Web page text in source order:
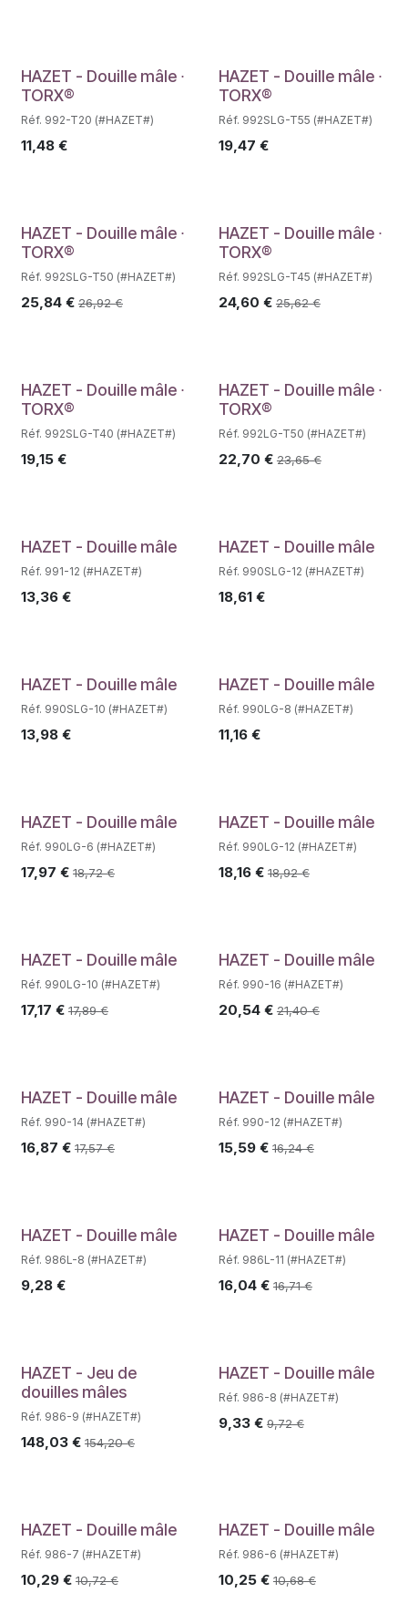
Déstockage
HAZET - Douille mâle ∙
TORX®
Réf. 992-T20 (#HAZET#)
11,48 €
Déstockage
HAZET - Douille mâle ∙
TORX®
Réf. 992SLG-T55 (#HAZET#)
19,47 €
HAZET - Douille mâle ∙
TORX®
Réf. 992SLG-T50 (#HAZET#)
25,84 € 26,92€
HAZET - Douille mâle ∙
TORX®
Réf. 992SLG-T45 (#HAZET#)
24,60 € 25,62€
Déstockage
HAZET - Douille mâle ∙
TORX®
Réf. 992SLG-T40 (#HAZET#)
19,15 €
HAZET - Douille mâle ∙
TORX®
Réf. 992LG-T50 (#HAZET#)
22,70 € 23,65€
Déstockage
HAZET - Douille mâle
Réf. 991-12 (#HAZET#)
13,36 €
Déstockage
HAZET - Douille mâle
Réf. 990SLG-12 (#HAZET#)
18,61€
Déstockage
HAZET - Douille mâle
Réf. 990SLG-10 (#HAZET#)
13,98 €
Déstockage
HAZET - Douille mâle
Réf. 990LG-8 (#HAZET#)
11,16€
HAZET - Douille mâle
Réf. 990LG-6 (#HAZET#)
17,97 € 18,72€
HAZET - Douille mâle
Réf. 990LG-12 (#HAZET#)
18,16€ 18,92€
HAZET - Douille mâle
Réf. 990LG-10 (#HAZET#)
17,17 € 17,89€
HAZET - Douille mâle
Réf. 990-16 (#HAZET#)
20,54€ 21,40€
HAZET - Douille mâle
Réf. 990-14 (#HAZET#)
16,87 € 17,57€
HAZET - Douille mâle
Réf. 990-12 (#HAZET#)
15,59€ 16,24€
Déstockage
HAZET - Douille mâle
Réf. 986L-8 (#HAZET#)
9,28 €
HAZET - Douille mâle
Réf. 986L-11 (#HAZET#)
16,04€ 16,71€
HAZET - Jeu de
douilles mâles
Réf. 986-9 (#HAZET#)
148,03 € 154,20€
HAZET - Douille mâle
Réf. 986-8 (#HAZET#)
9,33€ 9,72€
HAZET - Douille mâle
Réf. 986-7 (#HAZET#)
10,29 € 10,72€
HAZET - Douille mâle
Réf. 986-6 (#HAZET#)
10,25€ 10,68€